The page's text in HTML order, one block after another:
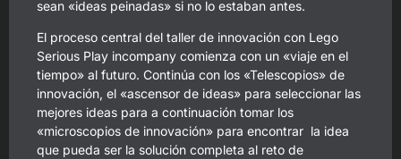
sean «ideas peinadas» si no lo estaban antes.
El proceso central del taller de innovación con Lego
Serious Play incompany comienza con un «viaje en el
tiempo» al futuro. Continúa con los «Telescopios» de
innovación, el «ascensor de ideas» para seleccionar las
mejores ideas para a continuación tomar los
«microscopios de innovación» para encontrar la idea
que pueda ser la solución completa al reto de